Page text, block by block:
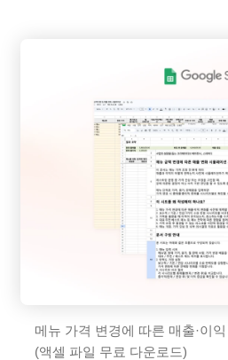
메뉴 가격 변경에 따른 매출·이
(액셀 파일 무료 다운로드)